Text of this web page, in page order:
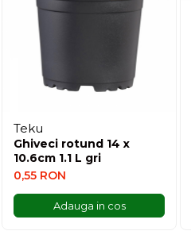
Teku
Ghiveci rotund 14 x
10.6cm 1.1 L gri
0,55 RON
Adauga in cos